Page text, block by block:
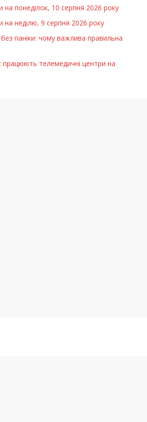
на понеділок, 10 серпня 2026 року
на неділю, 9 серпня 2026 року
паніки: чому важлива правильна
працюють телемедичні центри на